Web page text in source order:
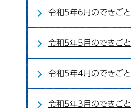
令和5年6月のできごと
令和5年5月のできごと
令和5年4月のできごと
令和5年3月のできごと